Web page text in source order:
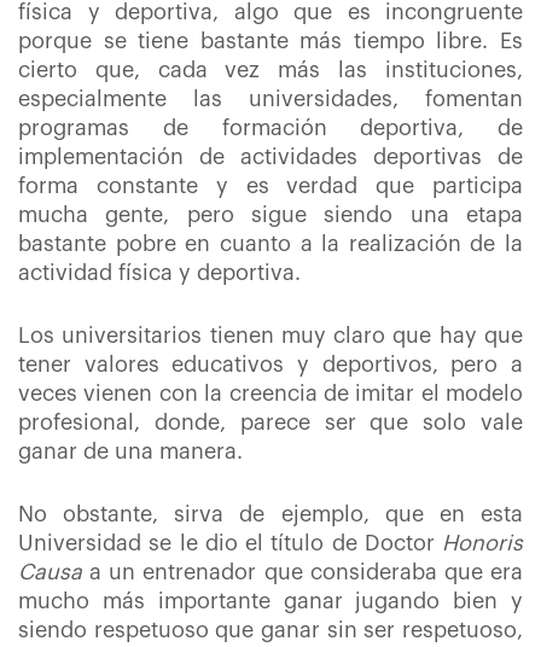
física y deportiva, algo que es incongruente
porque se tiene bastante más tiempo libre. Es
cierto que, cada vez más las instituciones,
especialmente las universidades, fomentan
programas de formación deportiva, de
implementación de actividades deportivas de
forma constante y es verdad que participa
mucha gente, pero sigue siendo una etapa
bastante pobre en cuanto a la realización de la
actividad física y deportiva.
Los universitarios tienen muy claro que hay que
tener valores educativos y deportivos, pero a
veces vienen con la creencia de imitar el modelo
profesional, donde, parece ser que solo vale
ganar de una manera.
No obstante, sirva de ejemplo, que en esta
Universidad se le dio el título de Doctor Honoris
Causa a un entrenador que consideraba que era
mucho más importante ganar jugando bien y
siendo respetuoso que ganar sin ser respetuoso,